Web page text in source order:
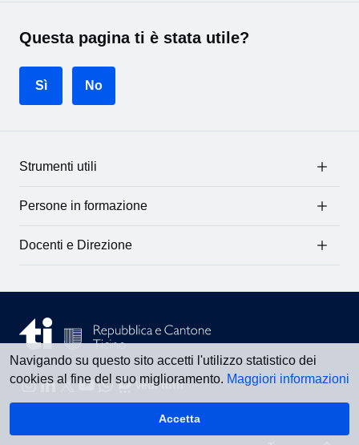
Navigando su questo sito accetti l'utilizzo statistico dei
cookies al fine del suo miglioramento. Maggiori informazioni
Accetta
Questa pagina ti è stata utile?
Sì No
Strumenti utili
Persone in formazione
Docenti e Direzione
Vedi tutti